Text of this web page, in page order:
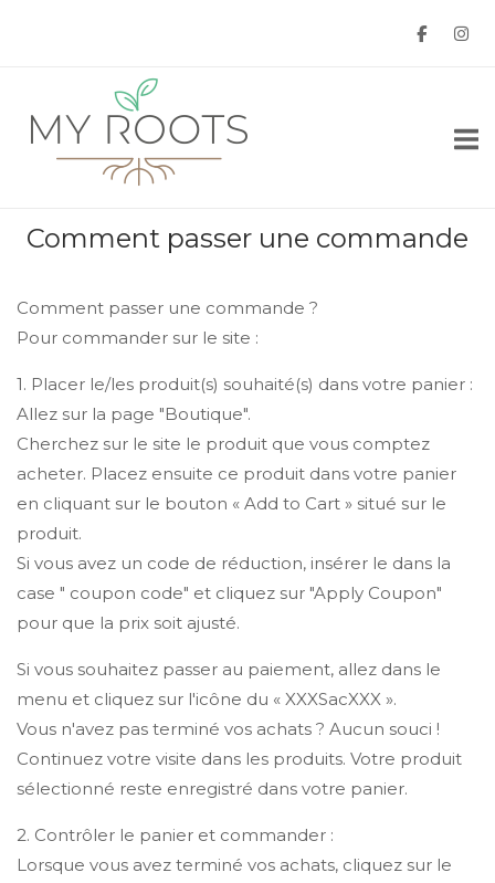
Comment passer une commande
Comment passer une commande ?
Pour commander sur le site :
1. Placer le/les produit(s) souhaité(s) dans votre panier :
Allez sur la page "Boutique".
Cherchez sur le site le produit que vous comptez
acheter. Placez ensuite ce produit dans votre panier
en cliquant sur le bouton « Add to Cart » situé sur le
produit.
Si vous avez un code de réduction, insérer le dans la
case " coupon code" et cliquez sur "Apply Coupon"
pour que la prix soit ajusté.
Si vous souhaitez passer au paiement, allez dans le
menu et cliquez sur l'icône du « XXXSacXXX ».
Vous n'avez pas terminé vos achats ? Aucun souci !
Continuez votre visite dans les produits. Votre produit
sélectionné reste enregistré dans votre panier.
2. Contrôler le panier et commander :
Lorsque vous avez terminé vos achats, cliquez sur le